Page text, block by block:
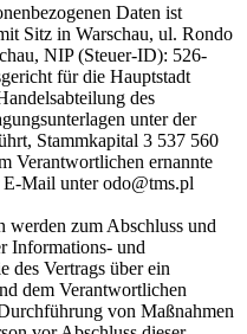
Daten ist
Sitz in Warschau, ul. Rondo
NIP (Steuer-ID): 526-
für die Hauptstadt
des
unter der
Stammkapital 3 537 560
Verantwortlichen ernannte
E-Mail unter odo@tms.pl
werden zum Abschluss und
Informations- und
des Vertrags über ein
dem Verantwortlichen
von Maßnahmen